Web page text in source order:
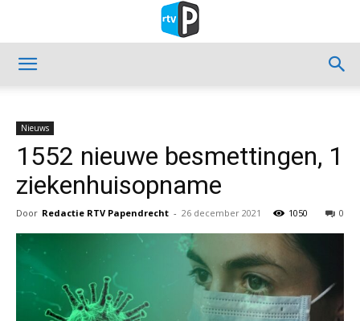
Nieuws
1552 nieuwe besmettingen, 1
ziekenhuisopname
Door Redactie RTV Papendrecht - 26 december 2021 0
1050